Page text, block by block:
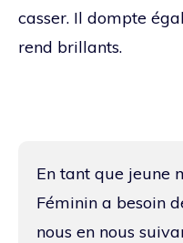
casser. Il dompte
rend brillants.
En tant que jeune
Féminin a besoin
nous en nous